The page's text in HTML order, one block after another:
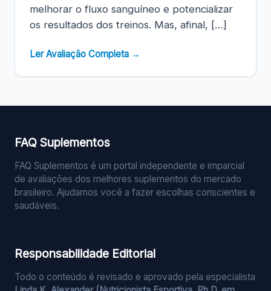
melhorar o fluxo sanguíneo e potencializar
os resultados dos treinos. Mas, afinal, […]
Ler Avaliação Completa →
FAQ Suplementos
FAQ Suplementos é um portal independente e imparcial
de avaliações dos melhores suplementos do mercado
brasileiro. Ajudamos você a fazer escolhas conscientes e
saudáveis.
Responsabilidade Editorial
Todo o conteúdo é revisado e aprovado pela especialista